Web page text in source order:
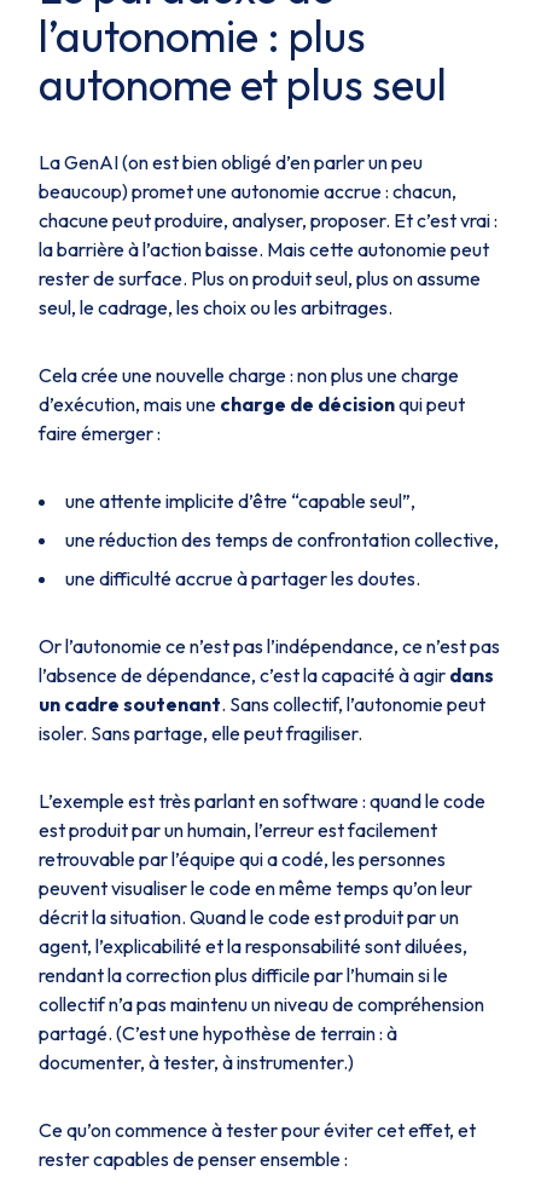
l’autonomie : plus
autonome et plus seul
La GenAI (on est bien obligé d’en parler un peu
beaucoup) promet une autonomie accrue : chacun,
chacune peut produire, analyser, proposer. Et c’est vrai :
la barrière à l’action baisse. Mais cette autonomie peut
rester de surface. Plus on produit seul, plus on assume
seul, le cadrage, les choix ou les arbitrages.
Cela crée une nouvelle charge : non plus une charge
d’exécution, mais une charge de décisionqui peut
faire émerger :
une attente implicite d’être “capable seul”,
une réduction des temps de confrontation collective,
une difficulté accrue à partager les doutes.
Or l’autonomie ce n’est pas l’indépendance, ce n’est pas
l’absence de dépendance, c’est la capacité à agir dans
un cadre soutenant. Sans collectif, l’autonomie peut
isoler. Sans partage, elle peut fragiliser.
L’exemple est très parlant en software : quand le code
est produit par un humain, l’erreur est facilement
retrouvable par l’équipe qui a codé, les personnes
peuvent visualiser le code en même temps qu’on leur
décrit la situation. Quand le code est produit par un
agent, l’explicabilité et la responsabilité sont diluées,
rendant la correction plus difficile par l’humain si le
collectif n’a pas maintenu un niveau de compréhension
partagé. (C’est une hypothèse de terrain : à
documenter, à tester, à instrumenter.)
Ce qu’on commence à tester pour éviter cet effet, et
rester capables de penser ensemble :